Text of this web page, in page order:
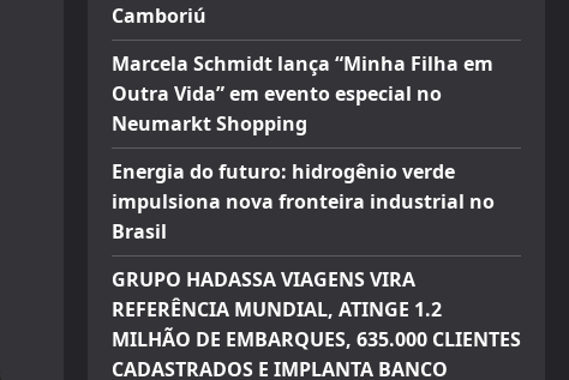
Camboriú
Marcela Schmidt lança “Minha Filha em
Outra Vida” em evento especial no
Neumarkt Shopping
Energia do futuro: hidrogênio verde
impulsiona nova fronteira industrial no
Brasil
GRUPO HADASSA VIAGENS VIRA
REFERÊNCIA MUNDIAL, ATINGE 1.2
MILHÃO DE EMBARQUES, 635.000 CLIENTES
CADASTRADOS E IMPLANTA BANCO